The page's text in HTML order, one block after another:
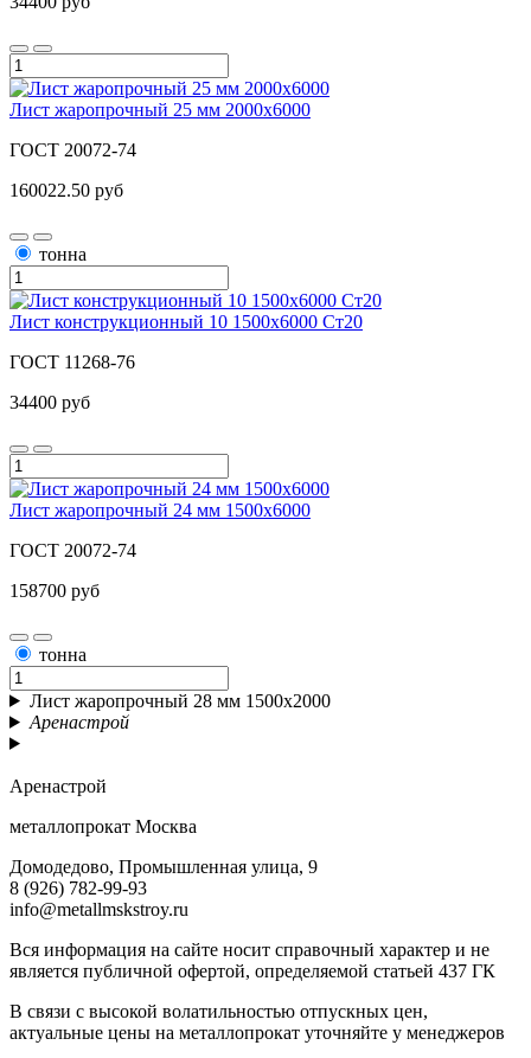
Лист жаропрочный 25 мм 2000х6000
ГОСТ 20072-74
160022.50 руб
тонна
Лист конструкционный 10 1500x6000 Ст20
ГОСТ 11268-76
34400 руб
Лист жаропрочный 24 мм 1500х6000
ГОСТ 20072-74
158700 руб
тонна
Лист жаропрочный 28 мм 1500х2000
Аренастрой
Аренастрой
металлопрокат Москва
Домодедово, Промышленная улица, 9
8 (926) 782-99-93
info@metallmskstroy.ru
Вся информация на сайте носит справочный характер и не
является публичной офертой, определяемой статьей 437 ГК
В связи с высокой волатильностью отпускных цен,
актуальные цены на металлопрокат уточняйте у менеджеров